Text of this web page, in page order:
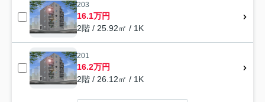
203
16.1万円
2階 / 25.92㎡ / 1K
201
16.2万円
2階 / 26.12㎡ / 1K